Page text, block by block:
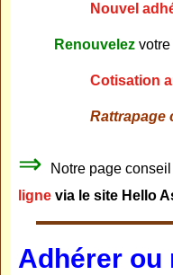
Nouvel
Renouvelezvotre
Cotisation
Rattrapage
⇒ Notre page conseil
lignevia le site Hello
Adhérer ou